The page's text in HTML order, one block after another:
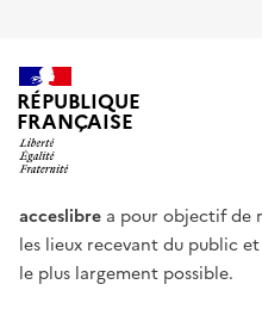
RÉPUBLIQUE
FRANÇAISE
acceslibre a pour objectif de
les lieux recevant du public
le plus largement possible.